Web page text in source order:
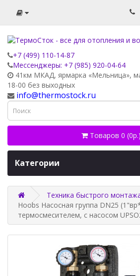
+7 (499) 110-14-87
Мессенджеры: +7 (985) 920-04-64
41км МКАД, ярмарка «Мельница»,
18-00 без выходных
info@thermostock.ru
Товаров 0 (0р.)
Категории
Техника быстрого
Hoobs Насосная группа DN25
термосмесителем, с насосом